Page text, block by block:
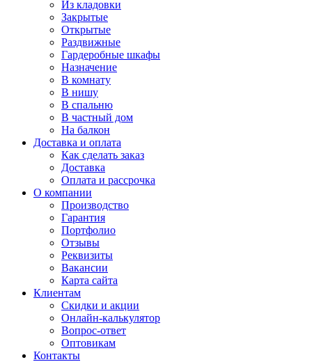
Из кладовки
Закрытые
Открытые
Раздвижные
Гардеробные шкафы
Назначение
В комнату
В нишу
В спальню
В частный дом
На балкон
Доставка и оплата
Как сделать заказ
Доставка
Оплата и рассрочка
О компании
Производство
Гарантия
Портфолио
Отзывы
Реквизиты
Вакансии
Карта сайта
Клиентам
Скидки и акции
Онлайн-калькулятор
Вопрос-ответ
Оптовикам
Контакты